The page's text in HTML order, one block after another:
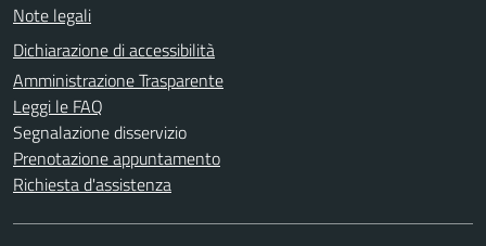
Note legali
Dichiarazione di accessibilità
Amministrazione Trasparente
Leggi le FAQ
Segnalazione disservizio
Prenotazione appuntamento
Richiesta d'assistenza